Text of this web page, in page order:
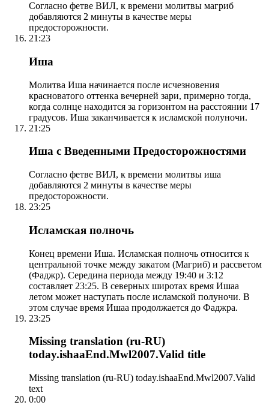
Согласно фетве ВИЛ, к времени молитвы магриб
добавляются 2 минуты в качестве меры
предосторожности.
21:23
Иша
Молитва Иша начинается после исчезновения
красноватого оттенка вечерней зари, примерно тогда,
когда солнце находится за горизонтом на расстоянии 17
градусов. Иша заканчивается к исламской полуночи.
21:25
Иша с Введенными Предосторожностями
Согласно фетве ВИЛ, к времени молитвы иша
добавляются 2 минуты в качестве меры
предосторожности.
23:25
Исламская полночь
Конец времени Иша. Исламская полночь относится к
центральной точке между закатом (Магриб) и рассветом
(Фаджр). Середина периода между 19:40 и 3:12
составляет 23:25. В северных широтах время Ишаа
летом может наступать после исламской полуночи. В
этом случае время Ишаа продолжается до Фаджра.
23:25
Missing translation (ru-RU)
today.ishaaEnd.Mwl2007.Valid title
Missing translation (ru-RU) today.ishaaEnd.Mwl2007.Valid
text
0:00